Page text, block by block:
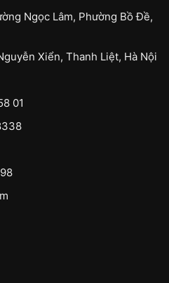
Ngọc Lâm, Phường Bồ Đề,
Xiển, Thanh Liệt, Hà Nội
01